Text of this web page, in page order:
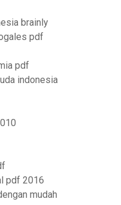
brainly
pdf
pdf
indonesia
pdf 2016
mudah